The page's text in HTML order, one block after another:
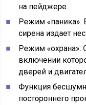
на пейджере.
Режим «паника».
сирена издает
Режим «охрана».
включении
дверей и
Функция
постороннего